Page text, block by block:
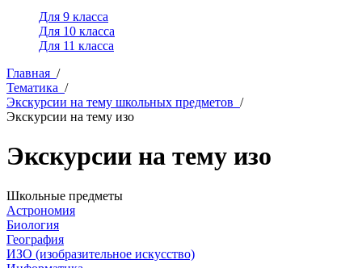
Для 9 класса
Для 10 класса
Для 11 класса
Главная /
Тематика /
Экскурсии на тему школьных предметов /
Экскурсии на тему изо
Экскурсии на тему изо
Школьные предметы
Астрономия
Биология
География
ИЗО (изобразительное искусство)